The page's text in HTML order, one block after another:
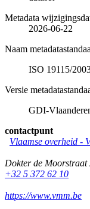
Metadata
2026-06-22
Naam
ISO 19115/
Versie
GDI-
contactpunt
Vlaamse overheid -
Dokter de Moorstraat
+32 5 372 62 10
https://www.vmm.be